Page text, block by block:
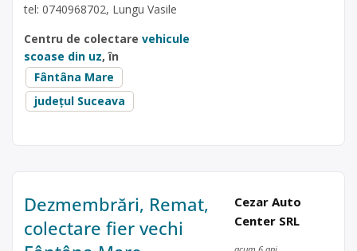
tel: 0740968702, Lungu Vasile
Centru de colectare vehicule
scoase din uz, în
Fântâna Mare
județul Suceava
Dezmembrări, Remat,
colectare fier vechi
Cezar Auto
Center SRL